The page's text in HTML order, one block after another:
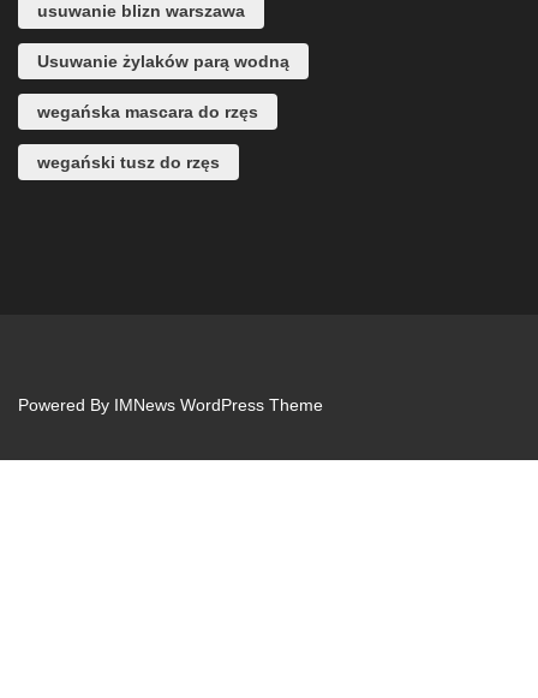
usuwanie blizn warszawa
Usuwanie żylaków parą wodną
wegańska mascara do rzęs
wegański tusz do rzęs
Powered By IMNews WordPress Theme